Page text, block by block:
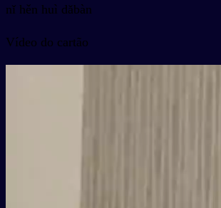
nǐ hěn huì dǎbàn
Vídeo do cartão